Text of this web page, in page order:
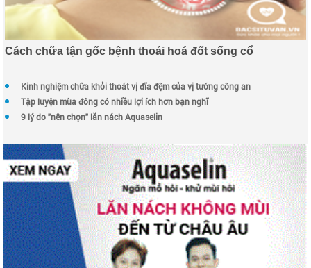
Cách chữa tận gốc bệnh thoái hoá đốt sống cổ
Kinh nghiệm chữa khỏi thoát vị đĩa đệm của vị tướng công an
Tập luyện mùa đông có nhiều lợi ích hơn bạn nghĩ
9 lý do "nên chọn" lăn nách Aquaselin